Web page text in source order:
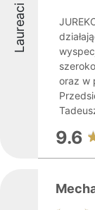
Laureaci
oraz w
9.6